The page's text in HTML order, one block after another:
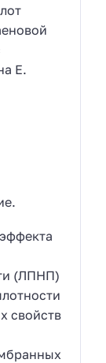
Е.
(ЛПНП)
свойств